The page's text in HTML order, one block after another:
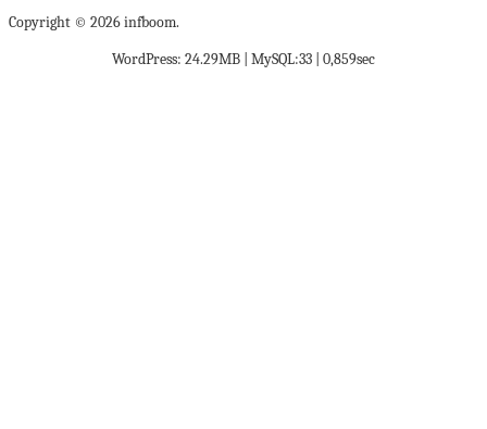
Copyright © 2026 infboom.
WordPress: 24.29MB | MySQL:33 | 0,859sec